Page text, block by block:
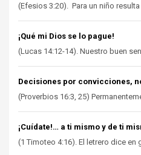
(Efesios 3:20). Para un niño resulta
¡Qué mi Dios se lo pague!
(Lucas 14:12-14). Nuestro buen
Decisiones por convicciones,
(Proverbios 16:3, 25)
¡Cuídate!… a ti mismo y de ti
(1 Timoteo 4:16). El letrero dice en